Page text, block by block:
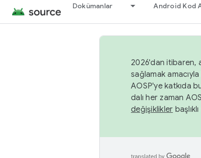
Dokümanlar Android Kod
2026'dan itibaren,
sağlamak
AOSP'ye katkıda
dalı her zaman
değişiklikler